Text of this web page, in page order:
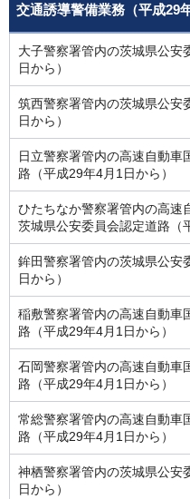
交通誘導警備業務（平成29
大子警察署管内の茨城県公安
日から）
筑西警察署管内の茨城県公安
日から）
日立警察署管内の高速自動車
路（平成29年4月1日から）
ひたちなか警察署管内の高速
茨城県公安委員会認定道路（
鉾田警察署管内の茨城県公安
日から）
稲敷警察署管内の高速自動車
路（平成29年4月1日から）
石岡警察署管内の高速自動車
路（平成29年4月1日から）
常総警察署管内の高速自動車
路（平成29年4月1日から）
神栖警察署管内の茨城県公安
日から）